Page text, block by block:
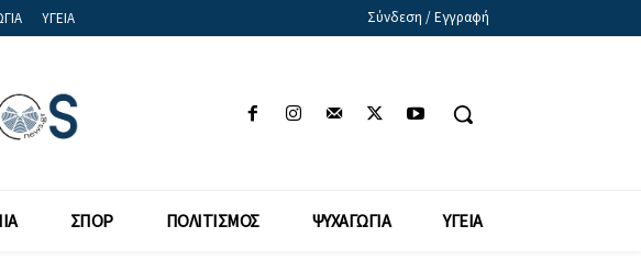
ΥΓΕΙΑ Σύνδεση / Εγγραφή
ΣΠΟΡ ΠΟΛΙΤΙΣΜΟΣ ΨΥΧΑΓΩΓΙΑ ΥΓΕΙΑ